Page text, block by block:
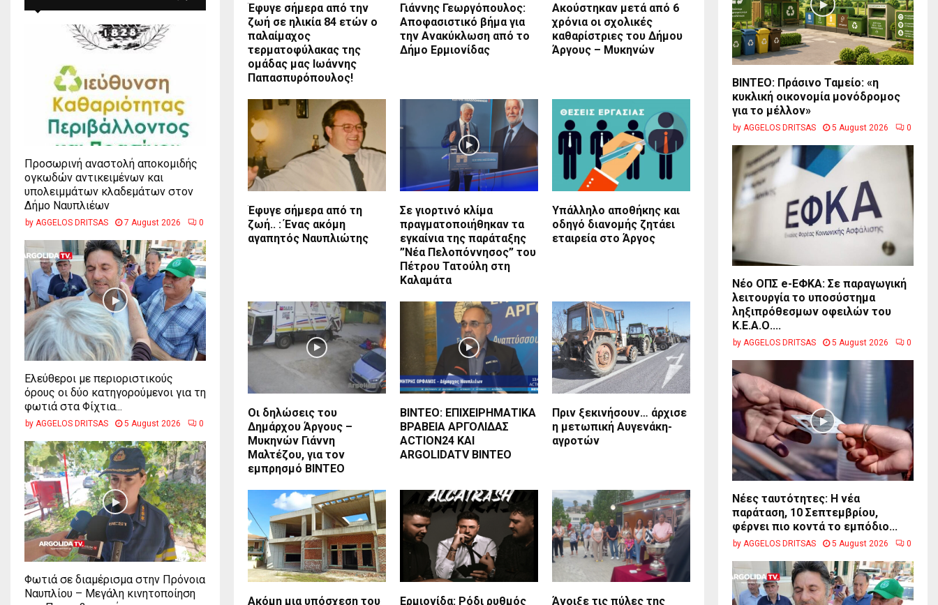
Έφυγε σήμερα από την
ζωή σε ηλικία 84 ετών ο
παλαίμαχος
τερματοφύλακας της
ομάδας μας Ιωάννης
Παπασπυρόπουλος!
Γιάννης Γεωργόπουλος:
Αποφασιστικό βήμα για
την Ανακύκλωση από το
Δήμο Ερμιονίδας
Ακούστηκαν μετά από 6
χρόνια οι σχολικές
καθαρίστριες του Δήμου
Άργους – Μυκηνών
Έφυγε σήμερα από τη
ζωή.. : Ένας ακόμη
αγαπητός Ναυπλιώτης
Σε γιορτινό κλίμα
πραγματοποιήθηκαν τα
εγκαίνια της παράταξης
”Νέα Πελοπόννησος” του
Πέτρου Τατούλη στη
Καλαμάτα
Υπάλληλο αποθήκης και
οδηγό διανομής ζητάει
εταιρεία στο Άργος
Οι δηλώσεις του
Δημάρχου Άργους –
Μυκηνών Γιάννη
Μαλτέζου, για τον
εμπρησμό ΒΙΝΤΕΟ
BINTEO: ΕΠΙΧΕΙΡΗΜΑΤΙΚΑ
ΒΡΑΒΕΙΑ ΑΡΓΟΛΙΔΑΣ
ACTION24 KAI
ARGOLIDATV BINTEO
Πριν ξεκινήσουν… άρχισε
η μετωπική Αυγενάκη-
αγροτών
Ακόμη μια υπόσχεση του Ερμιονίδα: Ρόδι ρυθμός Άνοιξε τις πύλες της
Προσωρινή αναστολή αποκομιδής
ογκωδών αντικειμένων και
υπολειμμάτων κλαδεμάτων στον
Δήμο Ναυπλιέων
by AGGELOS DRITSAS 7 August 2026 0
Ελεύθεροι με περιοριστικούς
όρους οι δύο κατηγορούμενοι για τη
φωτιά στα Φίχτια...
by AGGELOS DRITSAS 5 August 2026 0
Φωτιά σε διαμέρισμα στην Πρόνοια
Ναυπλίου – Μεγάλη κινητοποίηση
BINTEO: Πράσινο Ταμείο: «η
κυκλική οικονομία μονόδρομος
για το μέλλον»
by AGGELOS DRITSAS 5 August 2026 0
Νέο ΟΠΣ e-ΕΦΚΑ: Σε παραγωγική
λειτουργία το υποσύστημα
ληξιπρόθεσμων οφειλών του
Κ.Ε.Α.Ο....
by AGGELOS DRITSAS 5 August 2026 0
Νέες ταυτότητες: Η νέα
παράταση, 10 Σεπτεμβρίου,
φέρνει πιο κοντά το εμπόδιο...
by AGGELOS DRITSAS 5 August 2026 0